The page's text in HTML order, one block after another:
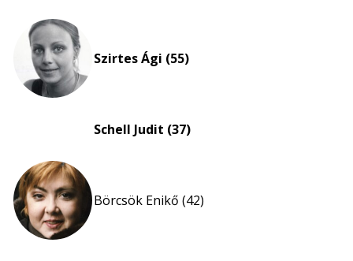
Szirtes Ági (55)
Schell Judit (37)
Börcsök Enikő (42)